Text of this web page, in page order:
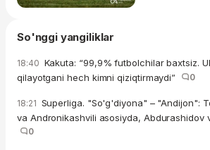
So'nggi yangiliklar
18:40 Kakuta: “99,9% futbolchilar baxtsiz.
qilayotgani hech kimni qiziqtirmaydi”
0
18:21 Superliga. "So'g'diyona" – "Andijon":
va Andronikashvili asosiyda, Abdurashidov
0